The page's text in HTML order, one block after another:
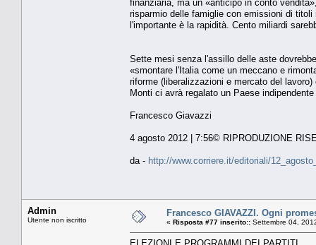
finanziaria, ma un «anticipo in conto
risparmio delle famiglie con emissioni di
l'importante è la rapidità. Cento miliardi
Sette mesi senza l'assillo delle aste
«smontare l'Italia come un meccano e
riforme (liberalizzazioni e mercato del
Monti ci avrà regalato un Paese
Francesco Giavazzi
4 agosto 2012 | 7:56© RIPRODUZIONE
da - http://www.corriere.it/editoriali/
Admin
Utente non iscritto
Francesco GIAVAZZI. Ogni
« Risposta #77 inserito:: Settembre 04,